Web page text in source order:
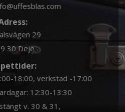
29
30 Deje
18:00, verkstad -17:00
12:30-13:30
v. 30 & 31,